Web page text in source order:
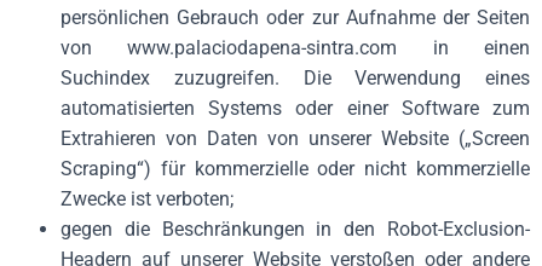
persönlichen Gebrauch oder zur Aufnahme der Seiten
von www.palaciodapena-sintra.com in einen
Suchindex zuzugreifen. Die Verwendung eines
automatisierten Systems oder einer Software zum
Extrahieren von Daten von unserer Website („Screen
Scraping“) für kommerzielle oder nicht kommerzielle
Zwecke ist verboten;
gegen die Beschränkungen in den Robot-Exclusion-
Headern auf unserer Website verstoßen oder andere